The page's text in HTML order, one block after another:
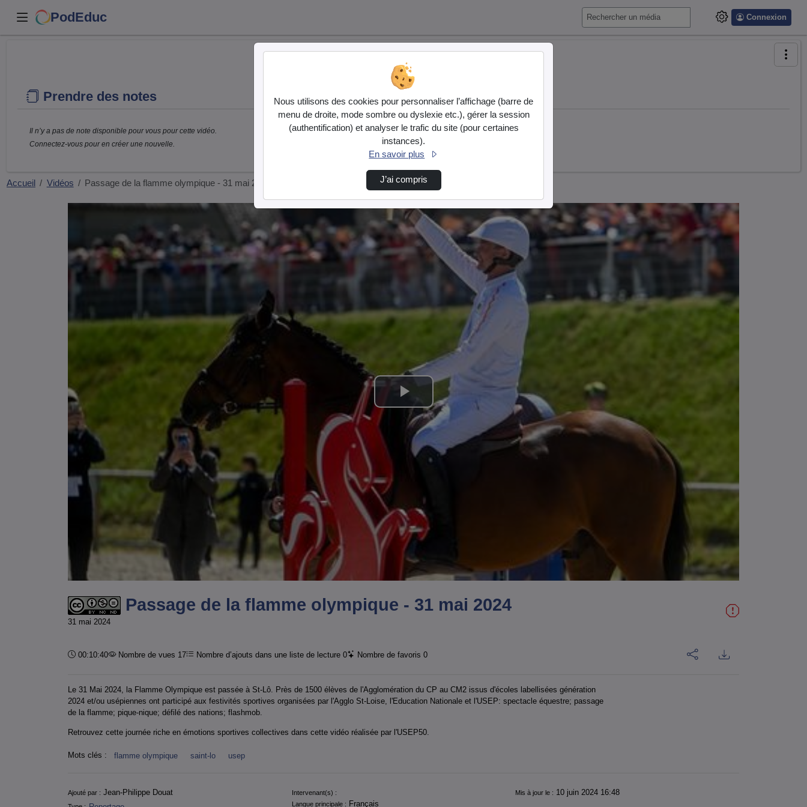
PodEduc Connexion
Prendre des notes
Il n’y a pas de note disponible pour vous pour cette vidéo.
Connectez-vous pour en créer une nouvelle.
Accueil Vidéos Passage de la flamme olympique - 31 mai 2024
Lire
la
vidéo
Passage de la flamme olympique - 31 mai 2024
31 mai 2024
Durée :
00:10:40 Nombre de vues 17 Nombre d’ajouts dans une liste de lecture 0 Nombre de favoris 0
Le 31 Mai 2024, la Flamme Olympique est passée à St-Lô. Près de 1500 élèves de l'Agglomération du CP au CM2 issus d'écoles labellisées génération
2024 et/ou usépiennes ont participé aux festivités sportives organisées par l'Agglo St-Loise, l'Education Nationale et l'USEP: spectacle équestre; passage
de la flamme; pique-nique; défilé des nations; flashmob.
Retrouvez cette journée riche en émotions sportives collectives dans cette vidéo réalisée par l'USEP50.
Mots clés : flamme olympique saint-lo usep
Informations
Ajouté par : Jean-Philippe Douat Intervenant(s) : Mis à jour le : 10 juin 2024 16:48
Langue principale : Français
Nous utilisons des cookies pour personnaliser l’affichage (barre de
menu de droite, mode sombre ou dyslexie etc.), gérer la session
(authentification) et analyser le trafic du site (pour certaines
instances).
En savoir plus
J’ai compris